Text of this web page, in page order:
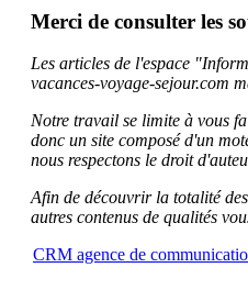
Merci de consulter les
Les articles de l'espace
vacances-voyage-sejour.com
Notre travail se limite à vous
donc un site composé d'un
nous respectons le droit
Afin de découvrir la totalité
autres contenus de qualités
CRM agence de